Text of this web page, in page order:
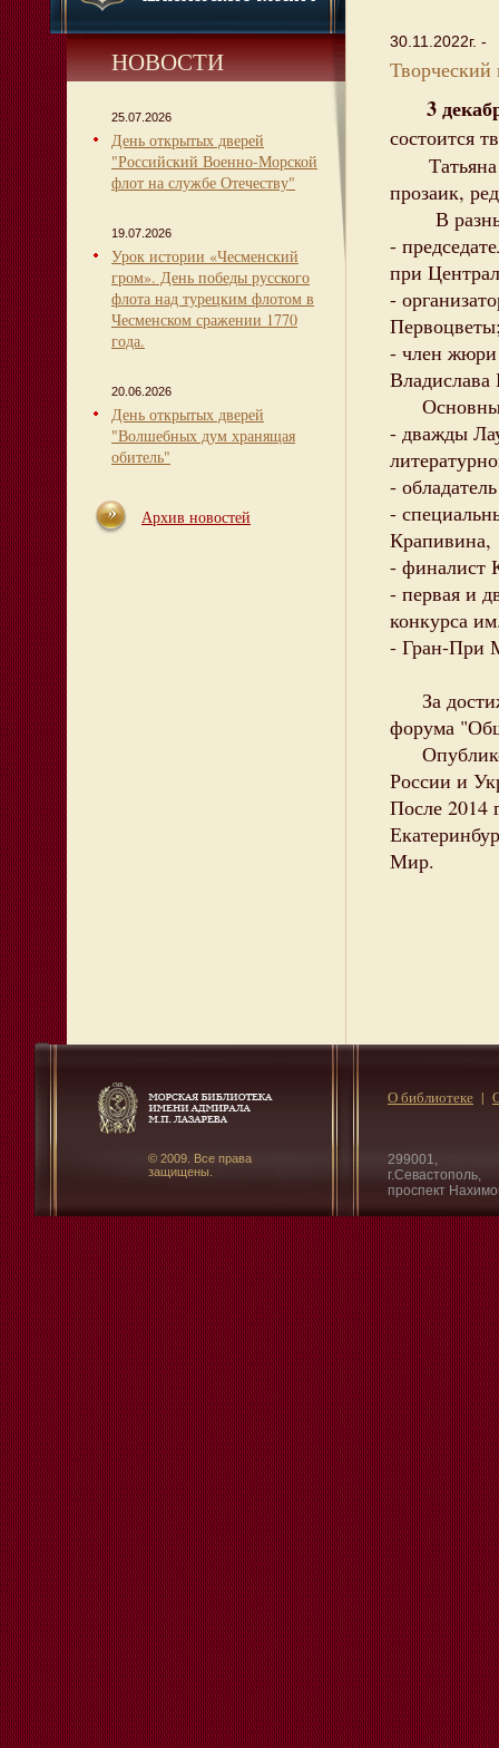
НОВОСТИ
25.07.2026
День открытых дверей
"Российский Военно-Морской
флот на службе Отечеству"
19.07.2026
Урок истории «Чесменский
гром». День победы русского
флота над турецким флотом в
Чесменском сражении 1770
года.
20.06.2026
День открытых дверей
"Волшебных дум хранящая
обитель"
Архив новостей
30.11.2022г. -
Творческий
3
состоится
Татьяна
прозаик,
В
-
при
-
- член жюри
Основные
- дважды
-
-
Крапивина,
- финалист
- первая и
конкурса
- Гран-При
За
форума
России и
После 2014
Мир.
© 2009. Все права
защищены.
299001,
г.Севастополь,
проспект
О библиотеке